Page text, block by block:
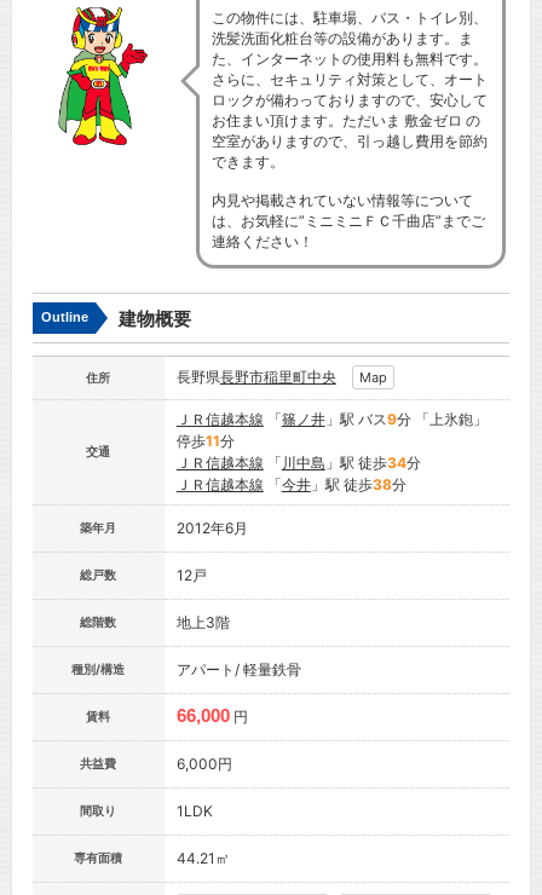
この物件には、駐車場、バス・トイレ別、
洗髪洗面化粧台等の設備があります。ま
た、インターネットの使用料も無料です。
さらに、セキュリティ対策として、オート
ロックが備わっておりますので、安心して
お住まい頂けます。ただいま 敷金ゼロ の
空室がありますので、引っ越し費用を節約
できます。
内見や掲載されていない情報等について
は、お気軽に”ミニミニＦＣ千曲店”までご
連絡ください！
Outline 建物概要
住所 長野県長野市稲里町中央 Map
交通
ＪＲ信越本線 「篠ノ井」駅 バス9分 「上氷鉋」
停歩11分
ＪＲ信越本線 「 川中島 」駅 徒歩34分
ＪＲ信越本線 「今井」駅 徒歩38分
築年月 2012年6月
総戸数 12戸
総階数 地上3階
種別/構造 アパート/ 軽量鉄骨
賃料 66,000 円
共益費 6,000円
間取り 1LDK
専有面積 44.21㎡